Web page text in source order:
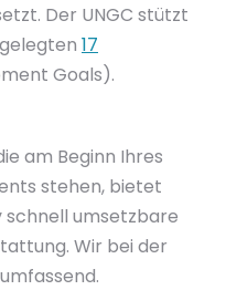
Der UNGC stützt
17
Goals).
am Beginn Ihres
stehen, bietet
schnell umsetzbare
Wir bei der